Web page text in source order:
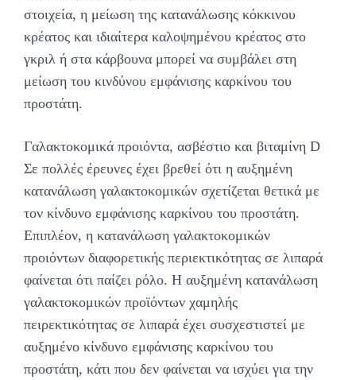
στοιχεία, η μείωση της κατανάλωσης κόκκινου
κρέατος και ιδιαίτερα καλοψημένου κρέατος στο
γκριλ ή στα κάρβουνα μπορεί να συμβάλει στη
μείωση του κινδύνου εμφάνισης καρκίνου του
προστάτη.
Γαλακτοκομικά προιόντα, ασβέστιο και βιταμίνη D
Σε πολλές έρευνες έχει βρεθεί ότι η αυξημένη
κατανάλωση γαλακτοκομικών σχετίζεται θετικά με
τον κίνδυνο εμφάνισης καρκίνου του προστάτη.
Επιπλέον, η κατανάλωση γαλακτοκομικών
προιόντων διαφορετικής περιεκτικότητας σε λιπαρά
φαίνεται ότι παίζει ρόλο. Η αυξημένη κατανάλωση
γαλακτοκομικών προϊόντων χαμηλής
πειρεκτικότητας σε λιπαρά έχει συσχεστιστεί με
αυξημένο κίνδυνο εμφάνισης καρκίνου του
προστάτη, κάτι που δεν φαίνεται να ισχύει για την